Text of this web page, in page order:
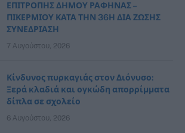
ΕΠΙΤΡΟΠΗΣ ΔΗΜΟΥ ΡΑΦΗΝΑΣ –
ΠΙΚΕΡΜΙΟΥ ΚΑΤΑ ΤΗΝ 36Η ΔΙΑ ΖΩΣΗΣ
ΣΥΝΕΔΡΙΑΣΗ
7 Αυγούστου, 2026
Κίνδυνος πυρκαγιάς στον Διόνυσο:
Ξερά κλαδιά και ογκώδη απορρίμματα
δίπλα σε σχολείο
6 Αυγούστου, 2026